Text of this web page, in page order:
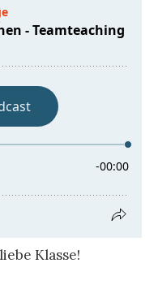
Klasse!